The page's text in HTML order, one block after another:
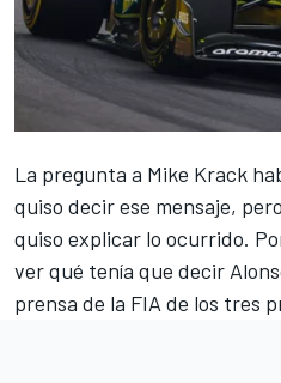
La pregunta a Mike Krack
quiso decir ese mensaje,
quiso explicar lo ocurrido.
ver qué tenía que decir
prensa de la FIA de los tres